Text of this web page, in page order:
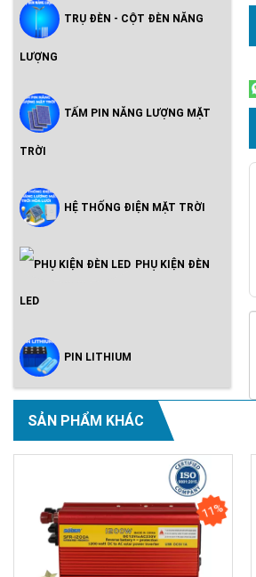
TRỤ ĐÈN - CỘT ĐÈN NĂNG
LƯỢNG
TẤM PIN NĂNG LƯỢNG MẶT
TRỜI
HỆ THỐNG ĐIỆN MẶT TRỜI
Inveter Hòa Lưới Có Lưu Trữ -
PHỤ KIỆN ĐÈN
LED
PIN LITHIUM
SẢN PHẨM KHÁC
11%